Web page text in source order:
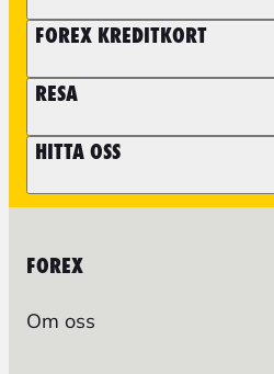
FOREX KREDITKORT
RESA
HITTA OSS
FOREX
Om oss